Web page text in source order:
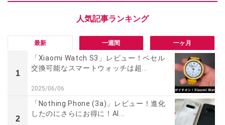
最新 一週間 一ヶ月
1
「Xiaomi Watch S3」レビュー！ベセル
交換可能なスマートウォッチは超...
2025/06/06
2
「Nothing Phone (3a)」レビュー！進化
したのにさらにお得に！AI...